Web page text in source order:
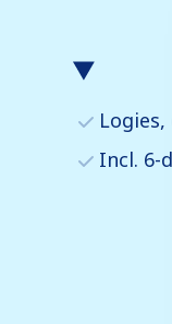
Logies,
Incl. 6-